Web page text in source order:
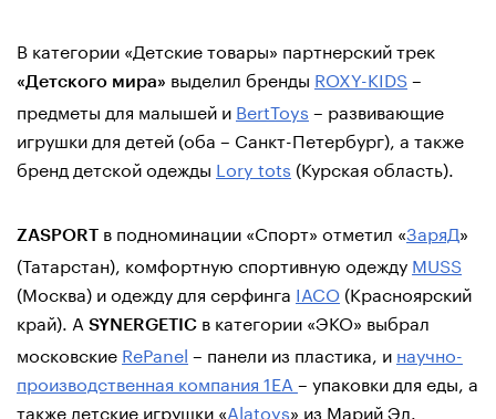
В категории «Детские товары» партнерский трек
«Детского мира» выделил бренды ROXY-KIDS–
предметы для малышей и BertToys – развивающие
игрушки для детей (оба – Санкт-Петербург), а также
бренд детской одежды Lory tots (Курская область).
ZASPORT в подноминации «Спорт» отметил «ЗаряД»
(Татарстан), комфортную спортивную одежду MUSS
(Москва) и одежду для серфинга IACO (Красноярский
край). А SYNERGETIC в категории «ЭКО» выбрал
московские RePanel – панели из пластика, и научно-
производственная компания 1ЕА – упаковки для еды, а
также детские игрушки «Alatoys» из Марий Эл.